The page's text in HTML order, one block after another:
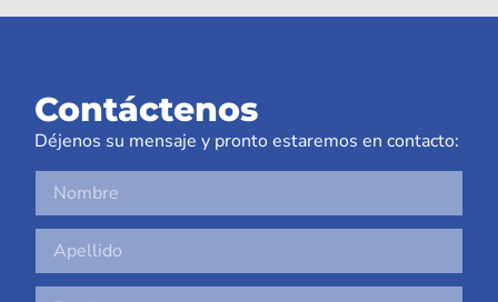
Contáctenos
Déjenos su mensaje y pronto estaremos en contacto: